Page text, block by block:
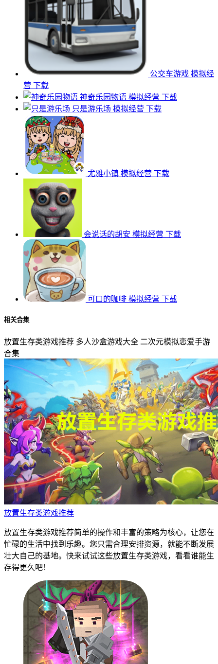
公交车游戏 模拟经
营 下载
神奇乐园物语 模拟经营 下载
只是游乐场 模拟经营 下载
尤雅小镇 模拟经营 下载
会说话的胡安 模拟经营 下载
可口的咖啡 模拟经营 下载
相关合集
放置生存类游戏推荐 多人沙盒游戏大全 二次元模拟恋爱手游
合集
放置生存类游戏推荐
放置生存类游戏推荐简单的操作和丰富的策略为核心，让您在
忙碌的生活中找到乐趣。您只需合理安排资源，就能不断发展
壮大自己的基地。快来试试这些放置生存类游戏，看看谁能生
存得更久吧！